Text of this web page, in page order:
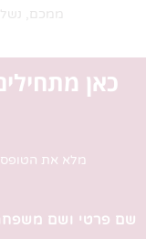
ממכם,
כאן
מלא את
שם פרטי ושם